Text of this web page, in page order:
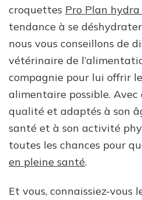
croquettes Pro Plan
tendance à se
nous vous conseillons de
vétérinaire de
compagnie pour lui offrir
alimentaire possible. Avec
qualité et adaptés à son
santé et à son activité
toutes les chances pour
en pleine santé.
Et vous, connaissiez-vous